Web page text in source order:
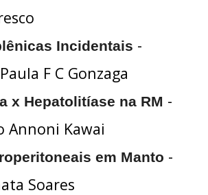
Incidentais -
F C Gonzaga
x Hepatolitíase na RM -
Annoni Kawai
em Manto -
Soares